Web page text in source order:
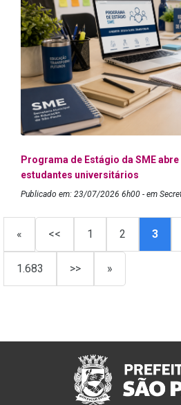
Programa de Estágio da SME
estudantes universitários
Publicado em: 23/07/2026 6h00 - em
« << 1 2 3
1.683 >> »